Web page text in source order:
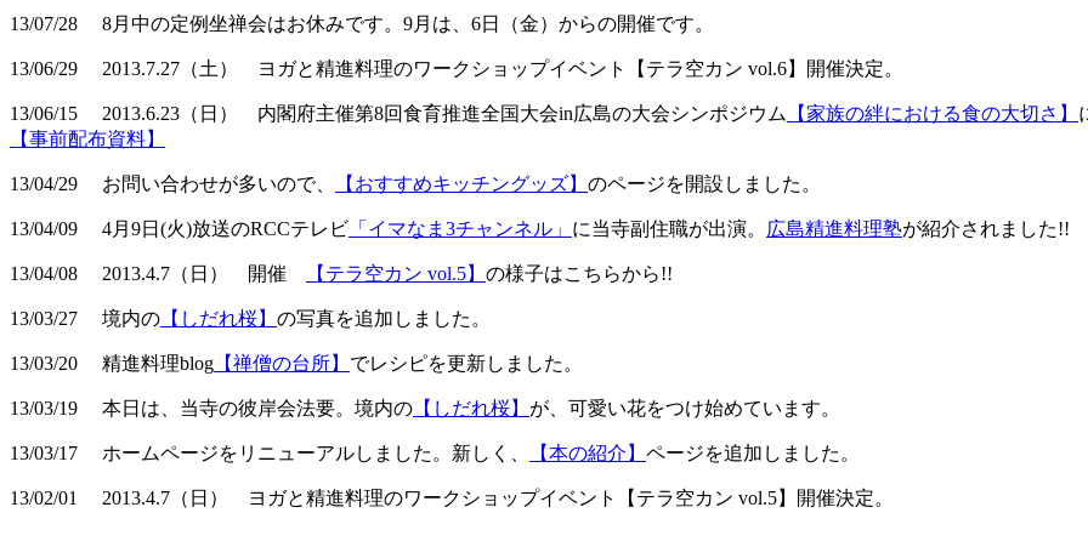
13/07/28 8月中の定例坐禅会はお休みです。9月は、6日（金）からの開催です。
13/06/29 2013.7.27（土） ヨガと精進料理のワークショップイベント【テラ空カン vol.6】開催決定。
13/06/15 2013.6.23（日） 内閣府主催第8回食育推進全国大会in広島の大会シンポジウム 【家族の絆における食の大切さ】
【事前配布資料】
13/04/29 お問い合わせが多いので、 【おすすめキッチングッズ】 のページを開設しました。
13/04/09 4月9日(火)放送のRCCテレビ 「イマなま3チャンネル」 に当寺副住職が出演。 広島精進料理塾が紹介されました!!
13/04/08 2013.4.7（日） 開催 【テラ空カン vol.5】 の様子はこちらから!!
13/03/27 境内の 【しだれ桜】 の写真を追加しました。
13/03/20 精進料理blog 【禅僧の台所】 でレシピを更新しました。
13/03/19 本日は、当寺の彼岸会法要。境内の 【しだれ桜】 が、可愛い花をつけ始めています。
13/03/17 ホームページをリニューアルしました。新しく、 【本の紹介】 ページを追加しました。
13/02/01 2013.4.7（日） ヨガと精進料理のワークショップイベント【テラ空カン vol.5】開催決定。